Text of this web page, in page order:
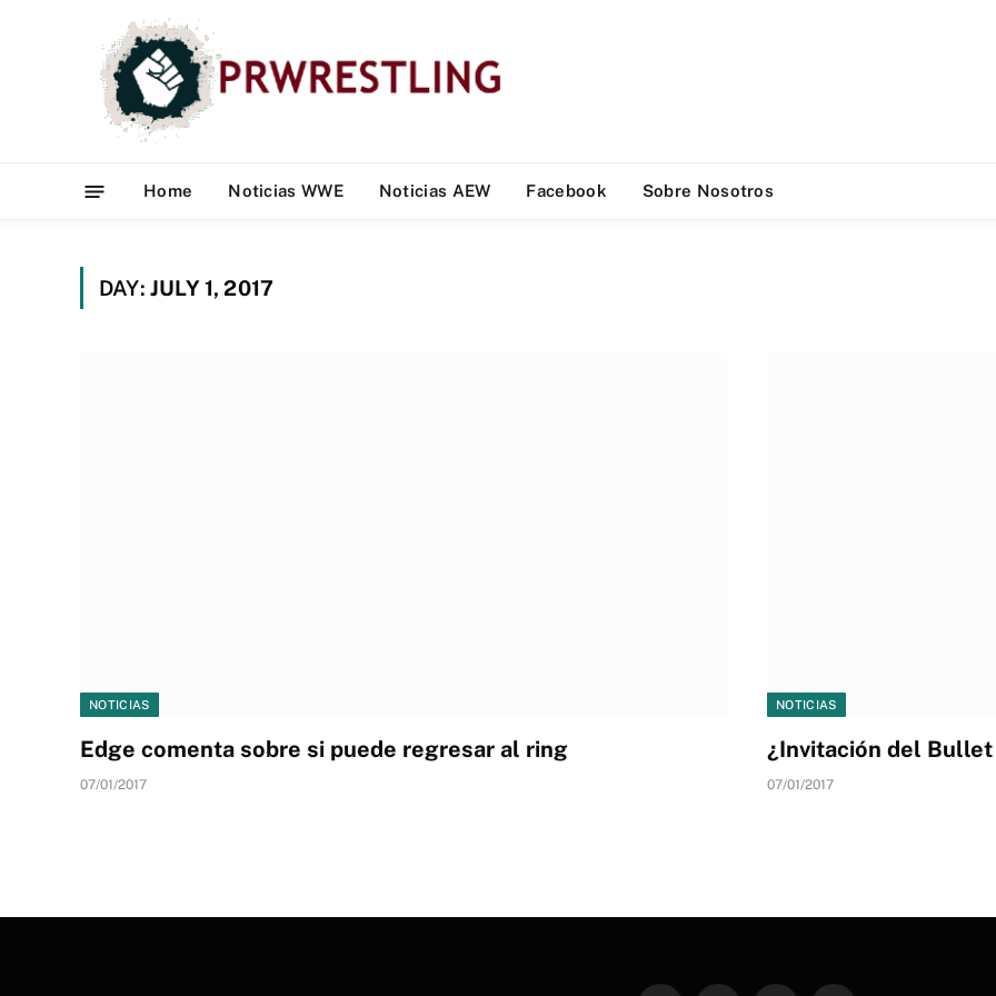
Home Noticias WWE Noticias AEW Facebook Sobre Nosotros
DAY: JULY 1, 2017
NOTICIAS
Edge comenta sobre si puede regresar al ring
07/01/2017
NOTICIAS
¿Invitación del Bullet
07/01/2017